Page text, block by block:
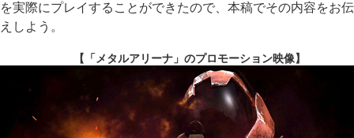
を実際にプレイすることができたので、本稿でその内容をお伝
えしよう。
【「メタルアリーナ」のプロモーション映像】